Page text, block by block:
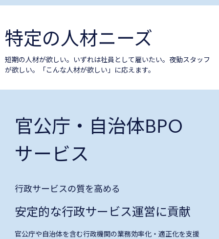
特定の人材ニーズ
短期の人材が欲しい。いずれは社員として雇いたい。夜勤スタッフ
が欲しい。「こんな人材が欲しい」に応えます。
官公庁・自治体BPO
サービス
行政サービスの質を高める
安定的な行政サービス運営に貢献
官公庁や自治体を含む行政機関の業務効率化・適正化を支援